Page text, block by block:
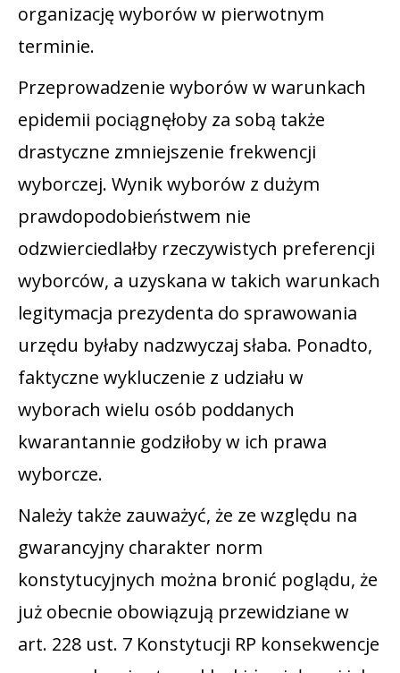
organizację wyborów w pierwotnym
terminie.
Przeprowadzenie wyborów w warunkach
epidemii pociągnęłoby za sobą także
drastyczne zmniejszenie frekwencji
wyborczej. Wynik wyborów z dużym
prawdopodobieństwem nie
odzwierciedlałby rzeczywistych preferencji
wyborców, a uzyskana w takich warunkach
legitymacja prezydenta do sprawowania
urzędu byłaby nadzwyczaj słaba. Ponadto,
faktyczne wykluczenie z udziału w
wyborach wielu osób poddanych
kwarantannie godziłoby w ich prawa
wyborcze.
Należy także zauważyć, że ze względu na
gwarancyjny charakter norm
konstytucyjnych można bronić poglądu, że
już obecnie obowiązują przewidziane w
art. 228 ust. 7 Konstytucji RP konsekwencje